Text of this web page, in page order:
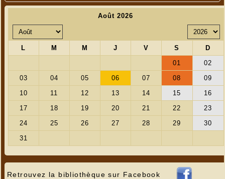
Retrouvez la bibliothèque sur Facebook